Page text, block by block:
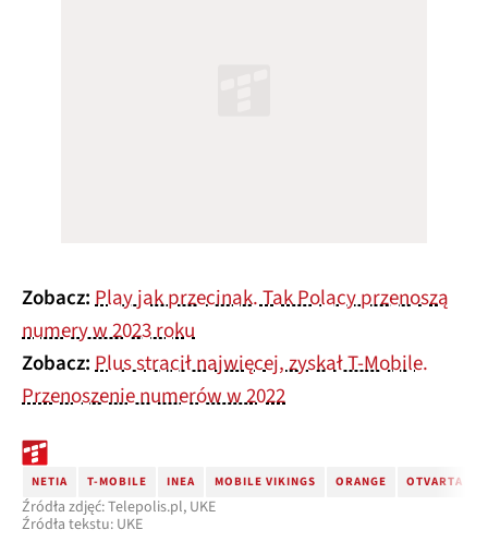
Zobacz:Play jak przecinak. Tak Polacy przenoszą
numery w 2023 roku
Zobacz:Plus stracił najwięcej, zyskał T-Mobile.
Przenoszenie numerów w 2022
NETIA T-MOBILE INEA MOBILE VIKINGS ORANGE OTVARTA
Źródła zdjęć: Telepolis.pl, UKE
Źródła tekstu: UKE